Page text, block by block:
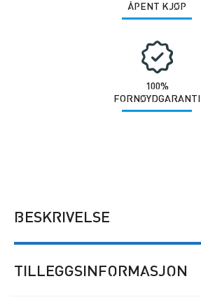
ÅPENT KJØP
100%
FORNØYDGARANTI
BESKRIVELSE
TILLEGGSINFORMASJON